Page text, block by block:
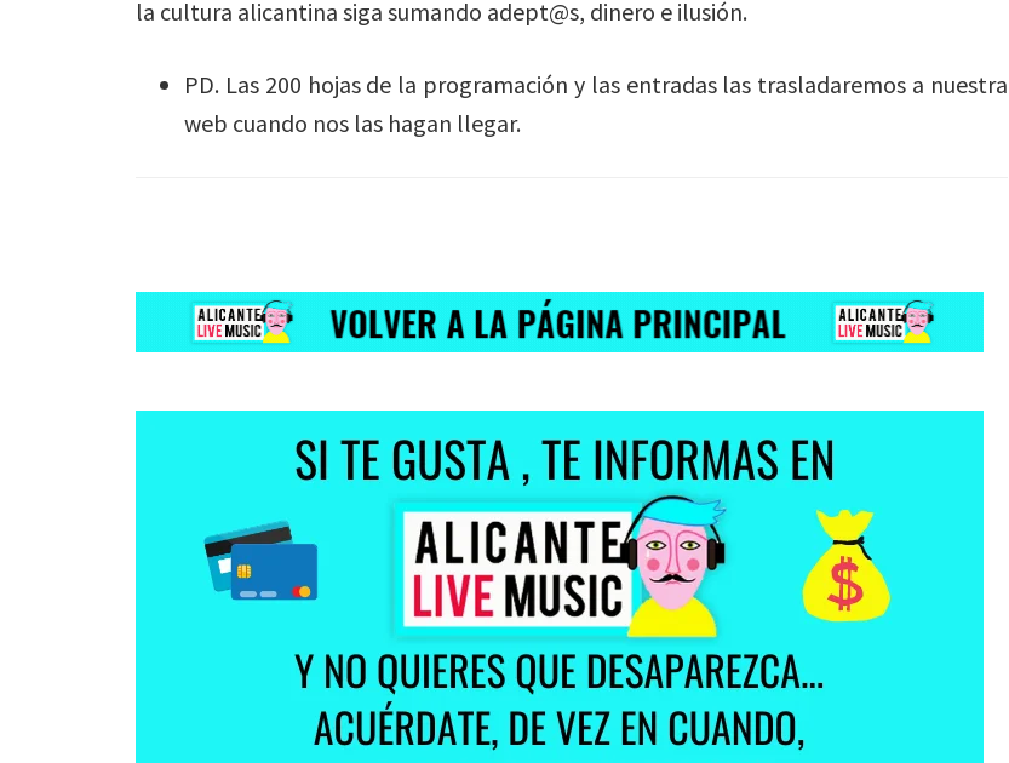
la cultura alicantina siga sumando adept@s, dinero e ilusión.
PD. Las 200 hojas de la programación y las entradas las trasladaremos a nuestra
web cuando nos las hagan llegar.